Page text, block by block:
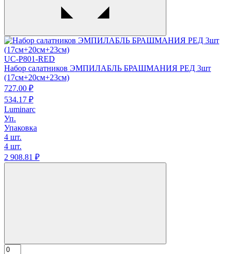
UC-P801-RED
Набор салатников ЭМПИЛАБЛЬ БРАШМАНИЯ РЕД 3шт
(17см+20см+23см)
727.00 ₽
534.17 ₽
Luminarc
Уп.
Упаковка
4 шт.
4 шт.
2 908.81 ₽